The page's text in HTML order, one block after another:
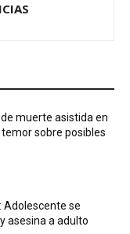
muerte asistida en
sobre posibles
Adolescente se
asesina a adulto